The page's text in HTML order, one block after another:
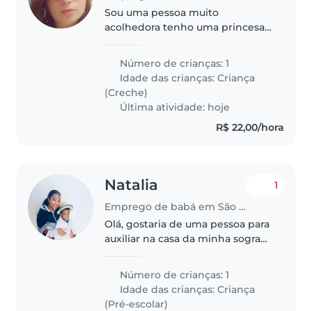
Sou uma pessoa muito
acolhedora tenho uma princesa
pois fiz uma cirurgia e quero
estar em casa próxima da minha
bb
Número de crianças: 1
Idade das crianças:Criança
(Creche)
Última atividade: hoje
R$ 22,00/hora
Natalia
Emprego de babá em São Paulo
1
Olá, gostaria de uma pessoa para
auxiliar na casa da minha sogra
período da manhã, depois levar
para escolar a tarde, nos dias que
não tiver aula passar..
Número de crianças: 1
Idade das crianças:Criança
(Pré-escolar)